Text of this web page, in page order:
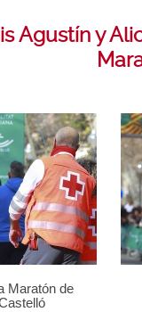
Agustín y
Maratón de